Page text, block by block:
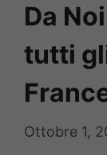
Da
tutti
Ottobre 1,